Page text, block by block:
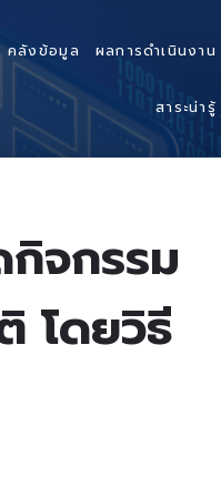
คลังข้อมูล ผลการดำเนินงาน
สาระน่ารู้
จกรรม
โดยวิธี